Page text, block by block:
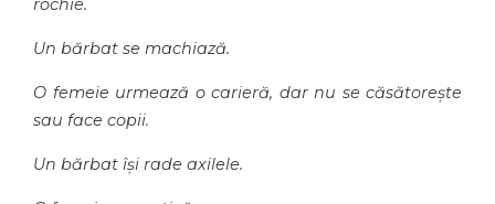
rochie.
Un bărbat se machiază.
O femeie urmează o carieră, dar nu se căsătorește
sau face copii.
Un bărbat își rade axilele.